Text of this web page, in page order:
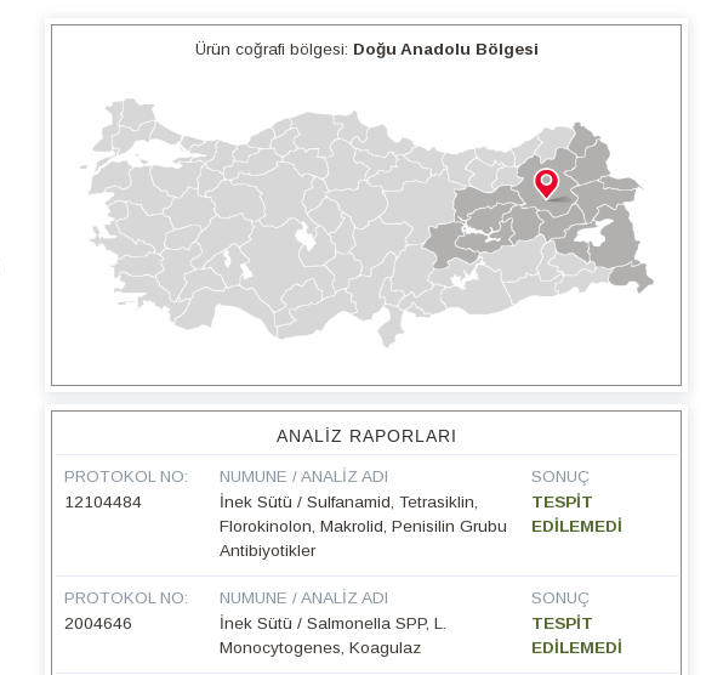
Ürün coğrafi bölgesi: Doğu Anadolu Bölgesi
ANALIZ RAPORLARI
PROTOKOL NO:
12104484
NUMUNE / ANALIZ ADI
İnek Sütü / Sulfanamid, Tetrasiklin,
Florokinolon, Makrolid, Penisilin Grubu
Antibiyotikler
SONUÇ
TESPİT
EDİLEMEDİ
PROTOKOL NO:
2004646
NUMUNE / ANALIZ ADI
İnek Sütü / Salmonella SPP, L.
Monocytogenes, Koagulaz
SONUÇ
TESPİT
EDİLEMEDİ